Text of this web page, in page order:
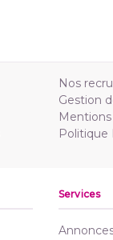
Nos
Gestion
Politique
Services